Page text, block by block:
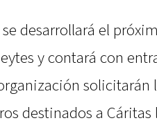
desarrollará el
y contará con
destinados a Cáritas